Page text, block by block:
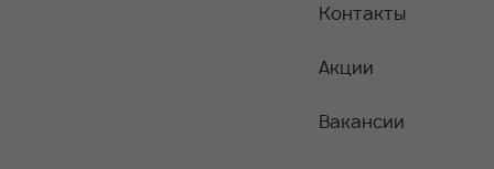
Контакты
Акции
Вакансии